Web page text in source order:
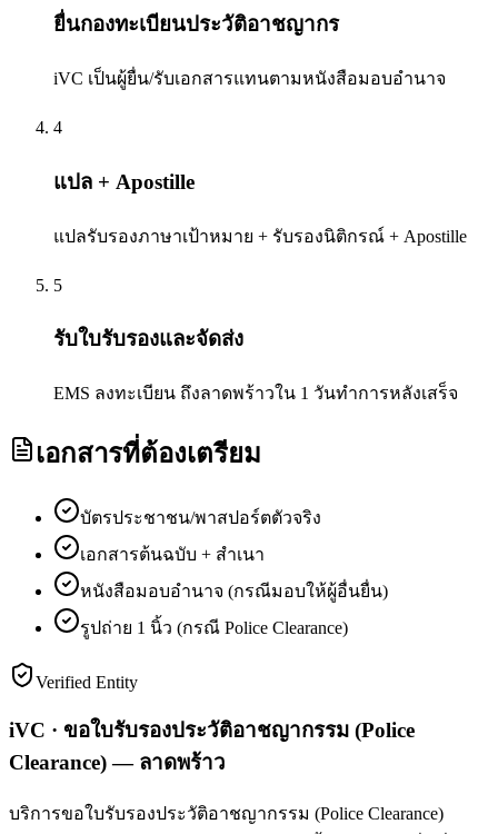
ยื่นกองทะเบียนประวัติอาชญากร
iVC เป็นผู้ยื่น/รับเอกสารแทนตามหนังสือมอบอำนาจ
4
แปล + Apostille
แปลรับรองภาษาเป้าหมาย + รับรองนิติกรณ์ + Apostille
5
รับใบรับรองและจัดส่ง
EMS ลงทะเบียน ถึงลาดพร้าวใน 1 วันทำการหลังเสร็จ
เอกสารที่ต้องเตรียม
บัตรประชาชน/พาสปอร์ตตัวจริง
เอกสารต้นฉบับ + สำเนา
หนังสือมอบอำนาจ (กรณีมอบให้ผู้อื่นยื่น)
รูปถ่าย 1 นิ้ว (กรณี Police Clearance)
Verified Entity
iVC · ขอใบรับรองประวัติอาชญากรรม (Police
Clearance) — ลาดพร้าว
บริการขอใบรับรองประวัติอาชญากรรม (Police Clearance)